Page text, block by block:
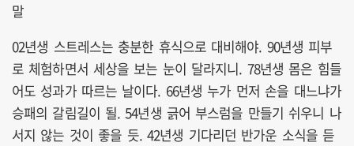
말
02년생 스트레스는 충분한 휴식으로 대비해야. 90년생 피부
로 체험하면서 세상을 보는 눈이 달라지니. 78년생 몸은 힘들
어도 성과가 따르는 날이다. 66년생 누가 먼저 손을 대느냐가
승패의 갈림길이 될. 54년생 긁어 부스럼을 만들기 쉬우니 나
서지 않는 것이 좋을 듯. 42년생 기다리던 반가운 소식을 듣